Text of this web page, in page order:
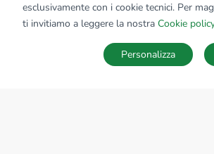
SALVA
esclusivamente con i cookie tecnici. Per
ti invitiamo a leggere la nostra Cookie policy
Personalizza